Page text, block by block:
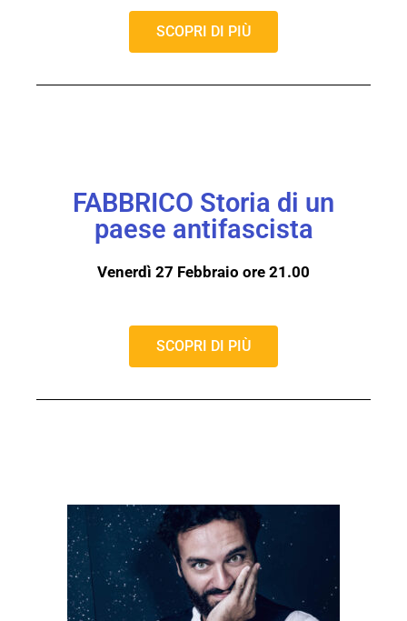
SCOPRI DI PIÙ
FABBRICO Storia di un
paese antifascista
Venerdì 27 Febbraio ore 21.00
SCOPRI DI PIÙ